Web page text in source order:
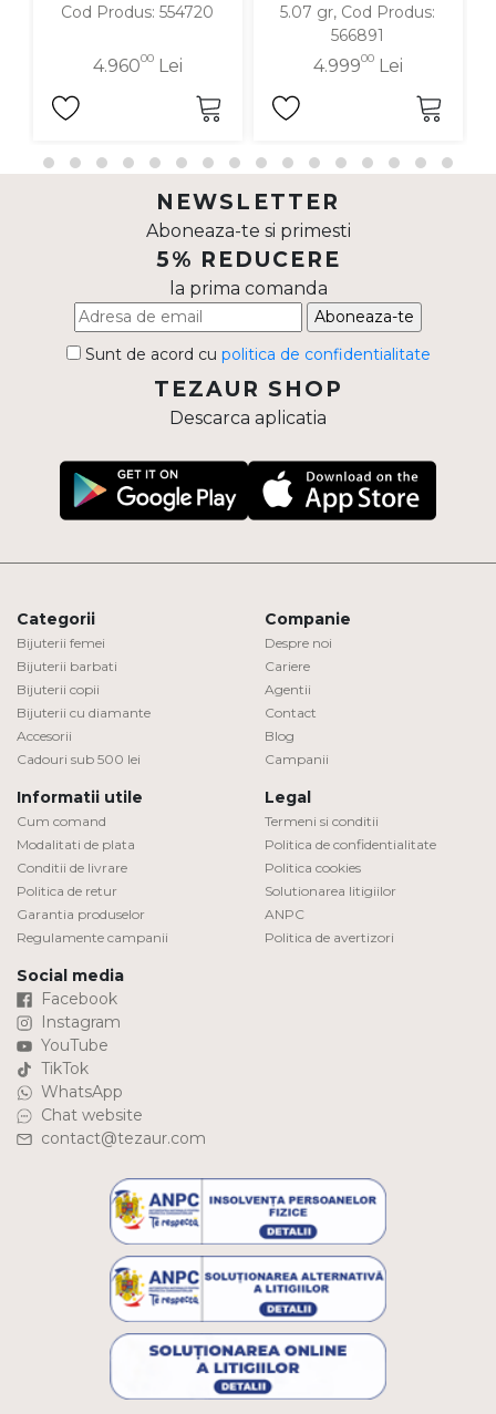
Cod Produs: 554720
4.96000Lei
5.07 gr, Cod Produs:
566891
4.99900Lei
NEWSLETTER
Aboneaza-te si primesti
5% REDUCERE
la prima comanda
Aboneaza-te
Sunt de acord cu politica de confidentialitate
TEZAUR SHOP
Descarca aplicatia
Categorii
Bijuterii femei
Bijuterii barbati
Bijuterii copii
Bijuterii cu diamante
Accesorii
Cadouri sub 500 lei
Companie
Despre noi
Cariere
Agentii
Contact
Blog
Campanii
Informatii utile
Cum comand
Modalitati de plata
Conditii de livrare
Politica de retur
Garantia produselor
Regulamente campanii
Legal
Termeni si conditii
Politica de confidentialitate
Politica cookies
Solutionarea litigiilor
ANPC
Politica de avertizori
Social media
Facebook
Instagram
YouTube
TikTok
WhatsApp
Chat website
contact@tezaur.com